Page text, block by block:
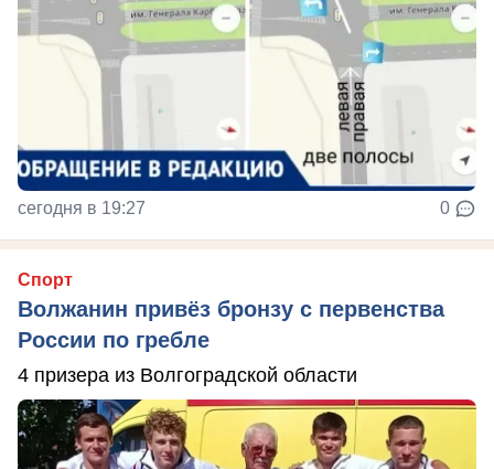
сегодня в 19:27 0
Спорт
Волжанин привёз бронзу с первенства
России по гребле
4 призера из Волгоградской области